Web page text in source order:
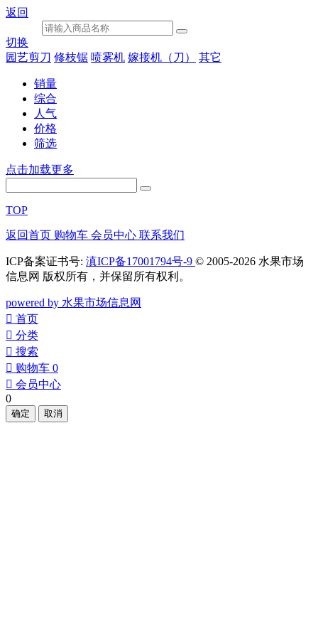
返回
切换
园艺剪刀 修枝锯 喷雾机 嫁接机（刀） 其它
销量
综合
人气
价格
筛选
点击加载更多
TOP
返回首页 购物车 会员中心 联系我们
ICP备案证书号: 滇ICP备17001794号-9 © 2005-2026 水果市场
信息网 版权所有，并保留所有权利。
powered by 水果市场信息网
󰀁 首页
󰀂 分类
󰀃 搜索
󰀄 购物车 0
󰀅 会员中心
0
确定 取消